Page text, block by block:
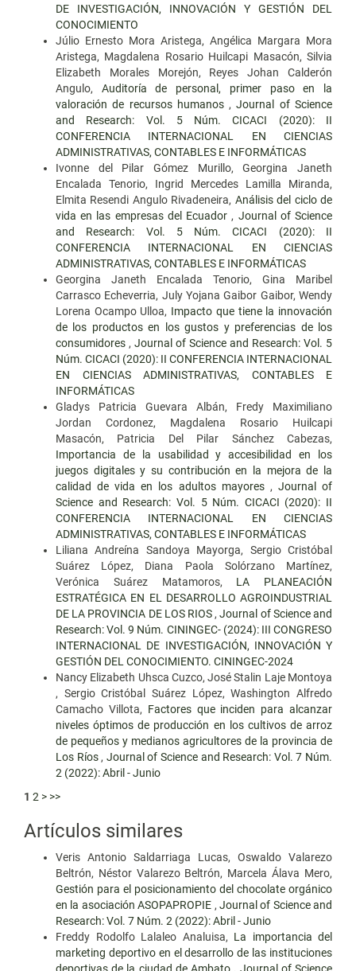
DE INVESTIGACIÓN, INNOVACIÓN Y GESTIÓN DEL
CONOCIMIENTO
Júlio Ernesto Mora Aristega, Angélica Margara Mora
Aristega, Magdalena Rosario Huilcapi Masacón, Silvia
Elizabeth Morales Morejón, Reyes Johan Calderón
Angulo, Auditoría de personal, primer paso en la
valoración de recursos humanos ,Journal of Science
and Research: Vol. 5 Núm. CICACI (2020): II
CONFERENCIA INTERNACIONAL EN CIENCIAS
ADMINISTRATIVAS, CONTABLES E INFORMÁTICAS
Ivonne del Pilar Gómez Murillo, Georgina Janeth
Encalada Tenorio, Ingrid Mercedes Lamilla Miranda,
Elmita Resendi Angulo Rivadeneira, Análisis del ciclo de
vida en las empresas del Ecuador , Journal of Science
and Research: Vol. 5 Núm. CICACI (2020): II
CONFERENCIA INTERNACIONAL EN CIENCIAS
ADMINISTRATIVAS, CONTABLES E INFORMÁTICAS
Georgina Janeth Encalada Tenorio, Gina Maribel
Carrasco Echeverria, July Yojana Gaibor Gaibor, Wendy
Lorena Ocampo Ulloa, Impacto que tiene la innovación
de los productos en los gustos y preferencias de los
consumidores , Journal of Science and Research: Vol. 5
Núm. CICACI (2020): II CONFERENCIA INTERNACIONAL
EN CIENCIAS ADMINISTRATIVAS, CONTABLES E
INFORMÁTICAS
Gladys Patricia Guevara Albán, Fredy Maximiliano
Jordan Cordonez, Magdalena Rosario Huilcapi
Masacón, Patricia Del Pilar Sánchez Cabezas,
Importancia de la usabilidad y accesibilidad en los
juegos digitales y su contribución en la mejora de la
calidad de vida en los adultos mayores , Journal of
Science and Research: Vol. 5 Núm. CICACI (2020): II
CONFERENCIA INTERNACIONAL EN CIENCIAS
ADMINISTRATIVAS, CONTABLES E INFORMÁTICAS
Liliana Andreína Sandoya Mayorga, Sergio Cristóbal
Suárez López, Diana Paola Solórzano Martínez,
Verónica Suárez Matamoros, LA PLANEACIÓN
ESTRATÉGICA EN EL DESARROLLO AGROINDUSTRIAL
DE LA PROVINCIA DE LOS RIOS ,Journal of Science and
Research: Vol. 9 Núm. CININGEC- (2024): III CONGRESO
INTERNACIONAL DE INVESTIGACIÓN, INNOVACIÓN Y
GESTIÓN DEL CONOCIMIENTO. CININGEC-2024
Nancy Elizabeth Uhsca Cuzco, José Stalin Laje Montoya
, Sergio Cristóbal Suárez López, Washington Alfredo
Camacho Villota, Factores que inciden para alcanzar
niveles óptimos de producción en los cultivos de arroz
de pequeños y medianos agricultores de la provincia de
Los Ríos , Journal of Science and Research: Vol. 7 Núm.
2 (2022): Abril - Junio
1 2 > >>
Artículos similares
Veris Antonio Saldarriaga Lucas, Oswaldo Valarezo
Beltrón, Néstor Valarezo Beltrón, Marcela Álava Mero,
Gestión para el posicionamiento del chocolate orgánico
en la asociación ASOPAPROPIE , Journal of Science and
Research: Vol. 7 Núm. 2 (2022): Abril - Junio
Freddy Rodolfo Lalaleo Analuisa, La importancia del
marketing deportivo en el desarrollo de las instituciones